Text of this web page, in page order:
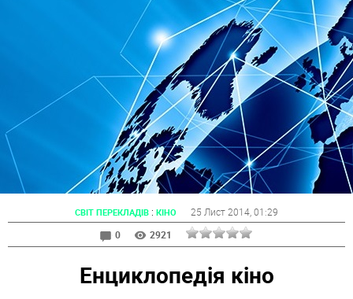
СВІТ ПЕРЕКЛАДІВ : КІНО 25 Лист 2014 , 01:29
0
2921
Енциклопедія кіно